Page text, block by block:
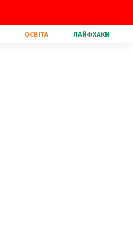
ОСВІТА ЛАЙФХАКИ